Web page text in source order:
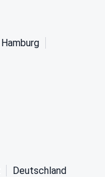
Hamburg
Deutschland